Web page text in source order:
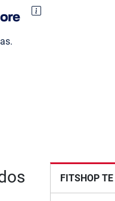
FITSHOP TE